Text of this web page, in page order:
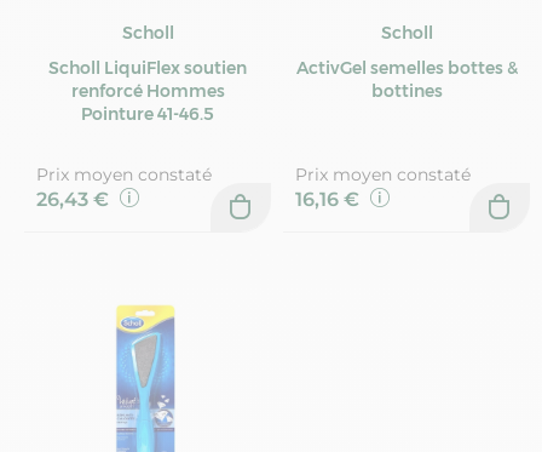
Scholl
Scholl LiquiFlex soutien
renforcé Hommes
Pointure 41-46.5
Prix moyen constaté
26,43 €
Scholl
ActivGel semelles bottes &
bottines
Prix moyen constaté
16,16 €